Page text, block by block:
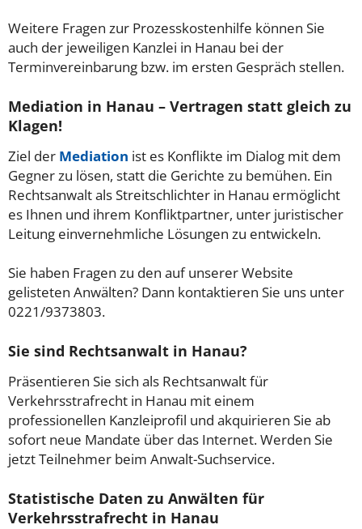
Weitere Fragen zur Prozesskostenhilfe können Sie
auch der jeweiligen Kanzlei in Hanau bei der
Terminvereinbarung bzw. im ersten Gespräch stellen.
Mediation in Hanau – Vertragen statt gleich zu
Klagen!
Ziel der Mediation ist es Konflikte im Dialog mit dem
Gegner zu lösen, statt die Gerichte zu bemühen. Ein
Rechtsanwalt als Streitschlichter in Hanau ermöglicht
es Ihnen und ihrem Konfliktpartner, unter juristischer
Leitung einvernehmliche Lösungen zu entwickeln.
Sie haben Fragen zu den auf unserer Website
gelisteten Anwälten? Dann kontaktieren Sie uns unter
0221/9373803.
Sie sind Rechtsanwalt in Hanau?
Präsentieren Sie sich als Rechtsanwalt für
Verkehrsstrafrecht in Hanau mit einem
professionellen Kanzleiprofil und akquirieren Sie ab
sofort neue Mandate über das Internet. Werden Sie
jetzt Teilnehmer beim Anwalt-Suchservice.
Statistische Daten zu Anwälten für
Verkehrsstrafrecht in Hanau